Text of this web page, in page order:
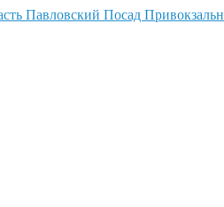
Павловский Посад